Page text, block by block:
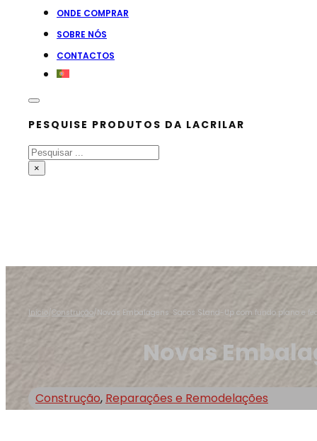
ONDE COMPRAR
SOBRE NÓS
CONTACTOS
PESQUISE PRODUTOS DA LACRILAR
Pesquisar
×
Início/Construção/Novas Embalagens: Sacos Stand-Up com fundo plano e
Novas
Construção, Reparações e Remodelações